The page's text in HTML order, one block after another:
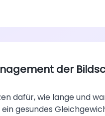
der
dafür, wie lange und
ein gesundes